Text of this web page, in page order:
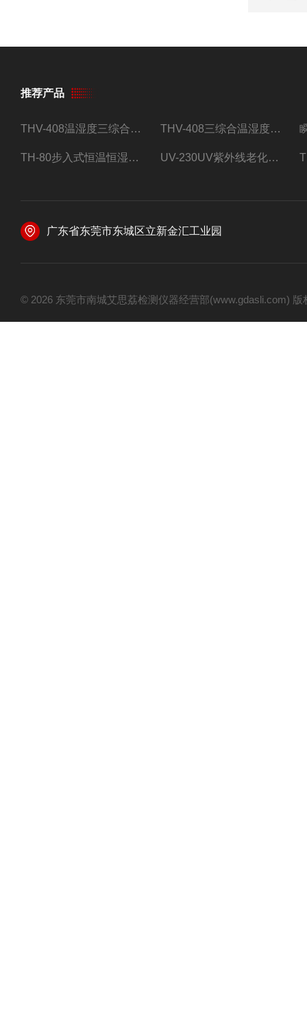
推荐产品
THV-408温湿度三综合试验箱 THV-408三综合温湿度振动试验箱
TH-80步入式恒温恒湿试验房 UV-230UV紫外线老化试验箱
广东省东莞市东城区立新金汇工业园
© 2026 东莞市南城艾思荔检测仪器经营部(www.gdasli.com)